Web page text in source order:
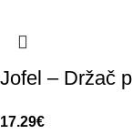
Jofel – Držač
17.29€